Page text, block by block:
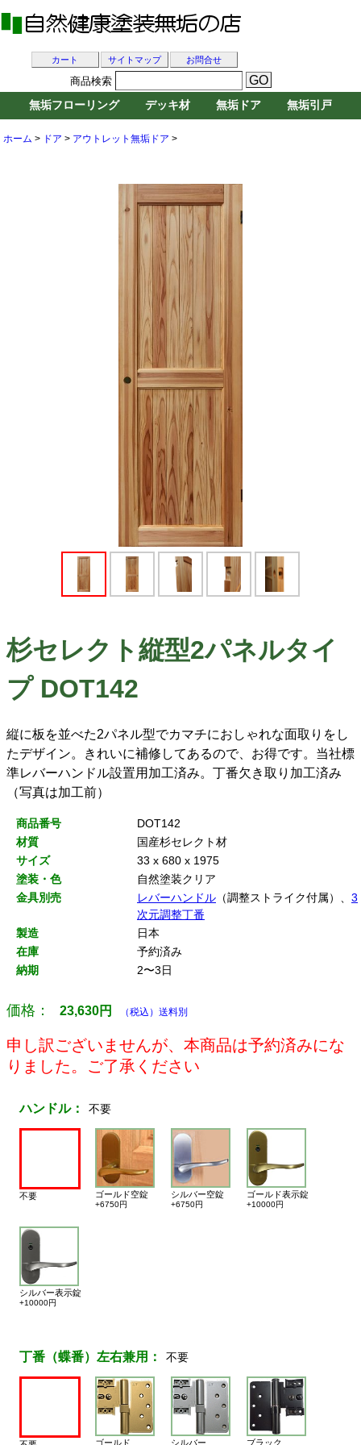
ホーム > ドア > アウトレット無垢ドア >
杉セレクト縦型2パネルタイ
プ DOT142
縦に板を並べた2パネル型でカマチにおしゃれな面取りをし
たデザイン。きれいに補修してあるので、お得です。当社標
準レバーハンドル設置用加工済み。丁番欠き取り加工済み
（写真は加工前）
商品番号
DOT142
材質
国産杉セレクト材
サイズ
33 x 680 x 1975
塗装・色
自然塗装クリア
金具別売
レバーハンドル （調整ストライク付属）、 3
次元調整丁番
製造
日本
在庫
予約済み
納期
2〜3日
価格： 23,630円 （税込）送料別
申し訳ございませんが、本商品は予約済みにな
りました。ご了承ください
ハンドル： 不要
不要 ゴールド空錠
+6750円
シルバー空錠
+6750円
ゴールド表示錠
+10000円
シルバー表示錠
+10000円
丁番（蝶番）左右兼用： 不要
ゴールド シルバー ブラック
カート サイトマップ お問合せ
商品検索
無垢フローリング デッキ材 無垢ドア 無垢引戸